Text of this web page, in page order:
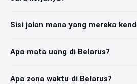
Sisi jalan mana yang mereka
Apa mata uang di Belarus?
Apa zona waktu di Belarus?